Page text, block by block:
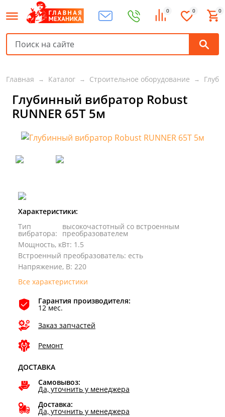
0 0 0
Главная Каталог Строительное оборудование
Глубинный вибратор Robust
RUNNER 65Т 5м
Характеристики:
Тип
вибратора:
высокочастотный со встроенным
преобразователем
Мощность, кВт: 1.5
Встроенный преобразователь: есть
Напряжение, В: 220
Все характеристики
Гарантия производителя:
12 мес.
Заказ запчастей
Ремонт
ДОСТАВКА
Самовывоз:
Да, уточнить у менеджера
Доставка:
Да, уточнить у менеджера